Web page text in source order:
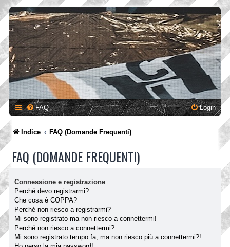
FAQ Login
Indice FAQ (Domande Frequenti)
FAQ (DOMANDE FREQUENTI)
Connessione e registrazione
Perché devo registrarmi?
Che cosa è COPPA?
Perché non riesco a registrarmi?
Mi sono registrato ma non riesco a connettermi!
Perché non riesco a connettermi?
Mi sono registrato tempo fa, ma non riesco più a connettermi?!